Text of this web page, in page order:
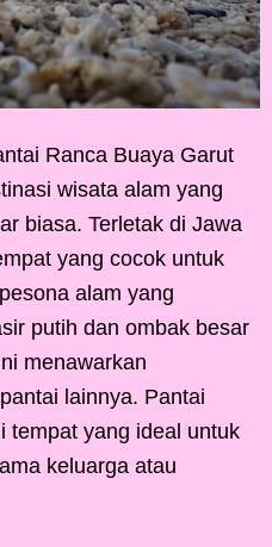
Ranca Buaya Garut
wisata alam yang
biasa. Terletak di Jawa
yang cocok untuk
alam yang
putih dan ombak besar
menawarkan
lainnya. Pantai
tempat yang ideal untuk
keluarga atau